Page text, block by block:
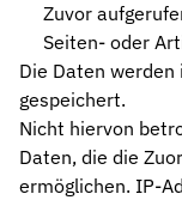
Zuvor
Seiten- oder
Die Daten werden
gespeichert.
Nicht hiervon
Daten, die die
ermöglichen. IP-